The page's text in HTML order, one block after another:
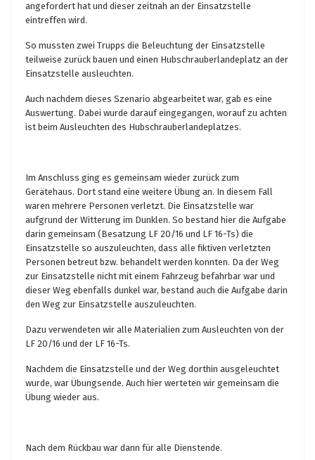
angefordert hat und dieser zeitnah an der Einsatzstelle
eintreffen wird.
So mussten zwei Trupps die Beleuchtung der Einsatzstelle
teilweise zurück bauen und einen Hubschrauberlandeplatz an der
Einsatzstelle ausleuchten.
Auch nachdem dieses Szenario abgearbeitet war, gab es eine
Auswertung. Dabei wurde darauf eingegangen, worauf zu achten
ist beim Ausleuchten des Hubschrauberlandeplatzes.
Im Anschluss ging es gemeinsam wieder zurück zum
Gerätehaus. Dort stand eine weitere Übung an. In diesem Fall
waren mehrere Personen verletzt. Die Einsatzstelle war
aufgrund der Witterung im Dunklen. So bestand hier die Aufgabe
darin gemeinsam (Besatzung LF 20/16 und LF 16-Ts) die
Einsatzstelle so auszuleuchten, dass alle fiktiven verletzten
Personen betreut bzw. behandelt werden konnten. Da der Weg
zur Einsatzstelle nicht mit einem Fahrzeug befahrbar war und
dieser Weg ebenfalls dunkel war, bestand auch die Aufgabe darin
den Weg zur Einsatzstelle auszuleuchten.
Dazu verwendeten wir alle Materialien zum Ausleuchten von der
LF 20/16 und der LF 16-Ts.
Nachdem die Einsatzstelle und der Weg dorthin ausgeleuchtet
wurde, war Übungsende. Auch hier werteten wir gemeinsam die
Übung wieder aus.
Nach dem Rückbau war dann für alle Dienstende.